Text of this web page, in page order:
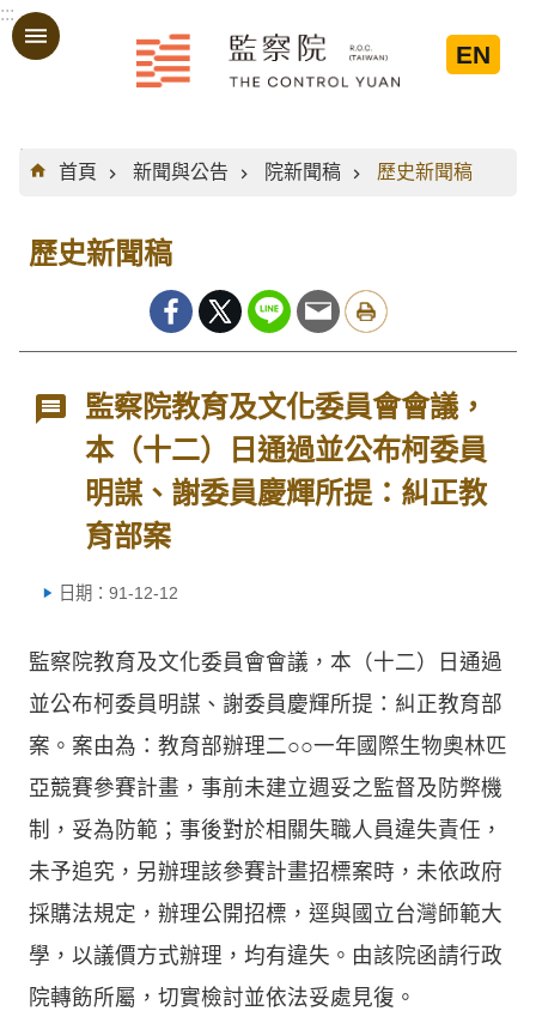
跳到主要內容區塊
:::
EN
:::
首頁
新聞與公告 院新聞稿 歷史新聞稿
歷史新聞稿
監察院教育及文化委員會會議，
本（十二）日通過並公布柯委員
明謀、謝委員慶輝所提：糾正教
育部案
日期：91-12-12
監察院教育及文化委員會會議，本（十二）日通過
並公布柯委員明謀、謝委員慶輝所提：糾正教育部
案。案由為：教育部辦理二○○一年國際生物奧林匹
亞競賽參賽計畫，事前未建立週妥之監督及防弊機
制，妥為防範；事後對於相關失職人員違失責任，
未予追究，另辦理該參賽計畫招標案時，未依政府
採購法規定，辦理公開招標，逕與國立台灣師範大
學，以議價方式辦理，均有違失。由該院函請行政
院轉飭所屬，切實檢討並依法妥處見復。